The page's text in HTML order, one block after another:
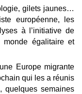
gilets jaunes…
européenne, les
à l’initiative de
monde égalitaire et
Europe migrante
qui les a réunis
quelques semaines